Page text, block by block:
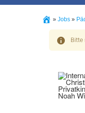
» Jobs »
Bitte